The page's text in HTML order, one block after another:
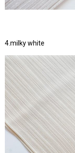
4.milky white